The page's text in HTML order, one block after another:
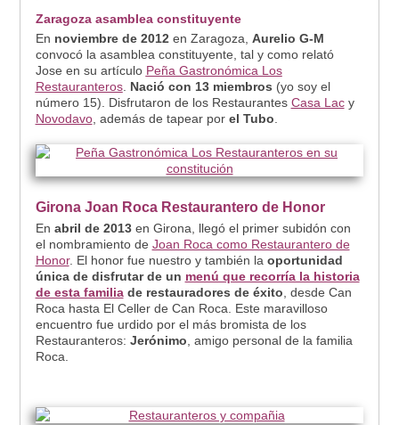
Zaragoza asamblea constituyente
En noviembre de 2012en Zaragoza, Aurelio G-M
convocó la asamblea constituyente, tal y como relató
Jose en su artículo Peña Gastronómica Los
Restauranteros. Nació con 13 miembros (yo soy el
número 15). Disfrutaron de los Restaurantes Casa Lacy
Novodavo, además de tapear por el Tubo
Girona Joan Roca Restaurantero de Honor
En abril de 2013en Girona, llegó el primer subidón con
el nombramiento de Joan Roca como Restaurantero de
Honor. El honor fue nuestro y también la oportunidad
única de disfrutar de un menú que recorría la historia
de esta familiade restauradores de éxito , desde Can
Roca hasta El Celler de Can Roca. Este maravilloso
encuentro fue urdido por el más bromista de los
Restauranteros: Jerónimo , amigo personal de la familia
Roca.